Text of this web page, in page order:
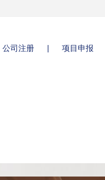
公司注册 项目申报